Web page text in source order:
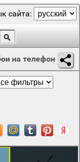
сайта:
на телефон